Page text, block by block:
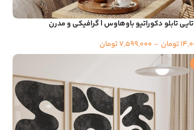
تومان –
7,599,000تومان